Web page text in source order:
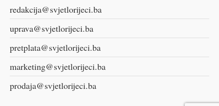
redakcija@svjetlorijeci.ba
uprava@svjetlorijeci.ba
pretplata@svjetlorijeci.ba
marketing@svjetlorijeci.ba
prodaja@svjetlorijeci.ba